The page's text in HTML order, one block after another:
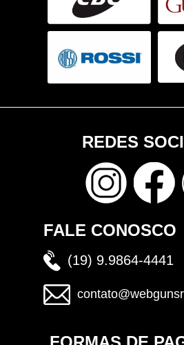
REDES
FALE CONOSCO
(19) 9.9864-4441